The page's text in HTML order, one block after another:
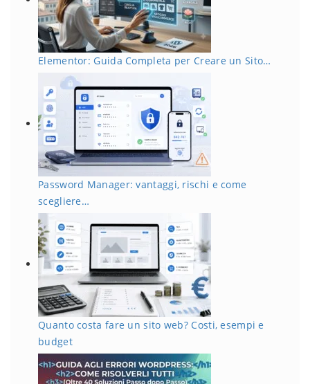
Elementor: Guida Completa per Creare un Sito…
Password Manager: vantaggi, rischi e come
scegliere…
Quanto costa fare un sito web? Costi, esempi e
budget